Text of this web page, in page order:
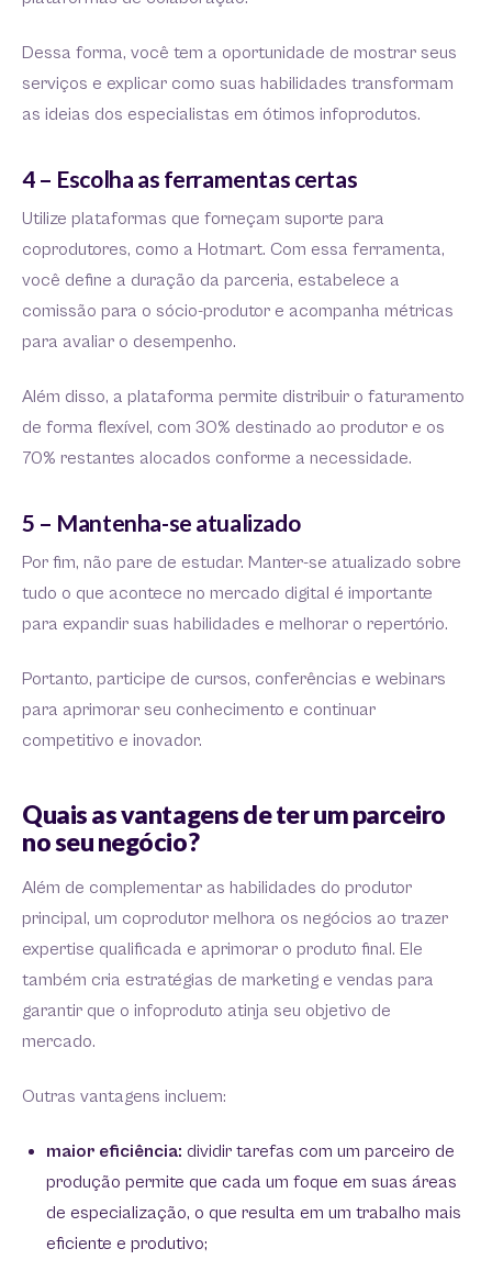
Dessa forma, você tem a oportunidade de mostrar seus
serviços e explicar como suas habilidades transformam
as ideias dos especialistas em ótimos infoprodutos.
4 – Escolha as ferramentas certas
Utilize plataformas que forneçam suporte para
coprodutores, como a Hotmart. Com essa ferramenta,
você define a duração da parceria, estabelece a
comissão para o sócio-produtor e acompanha métricas
para avaliar o desempenho.
Além disso, a plataforma permite distribuir o faturamento
de forma flexível, com 30% destinado ao produtor e os
70% restantes alocados conforme a necessidade.
5 – Mantenha-se atualizado
Por fim, não pare de estudar. Manter-se atualizado sobre
tudo o que acontece no mercado digital é importante
para expandir suas habilidades e melhorar o repertório.
Portanto, participe de cursos, conferências e webinars
para aprimorar seu conhecimento e continuar
competitivo e inovador.
Quais as vantagens de ter um parceiro
no seu negócio?
Além de complementar as habilidades do produtor
principal, um coprodutor melhora os negócios ao trazer
expertise qualificada e aprimorar o produto final. Ele
também cria estratégias de marketing e vendas para
garantir que o infoproduto atinja seu objetivo de
mercado.
Outras vantagens incluem:
maior eficiência: dividir tarefas com um parceiro de
produção permite que cada um foque em suas áreas
de especialização, o que resulta em um trabalho mais
eficiente e produtivo;